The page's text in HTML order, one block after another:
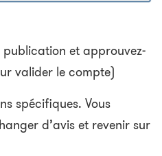
publication et approuvez-
valider le compte)
spécifiques. Vous
d’avis et revenir sur